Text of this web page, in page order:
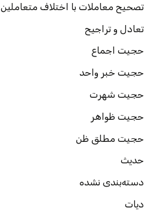
تصحیح معاملات با اختلاف متعاملین
تعادل و تراجیح
حجیت اجماع
حجیت خبر واحد
حجیت شهرت
حجیت ظواهر
حجیت مطلق ظن
حدیث
دسته‌بندی نشده
دیات